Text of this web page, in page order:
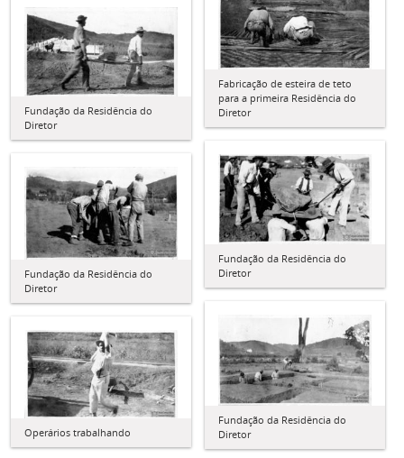
Fabricação de esteira de teto
para a primeira Residência do
Diretor
Fundação da Residência do
Diretor
Fundação da Residência do
Diretor
Fundação da Residência do
Diretor
Fundação da Residência do
Diretor
Operários trabalhando